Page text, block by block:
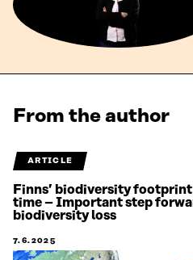
From the author
ARTICLE
Finns’ biodiversity
time – Important step
biodiversity loss
7.6.2025